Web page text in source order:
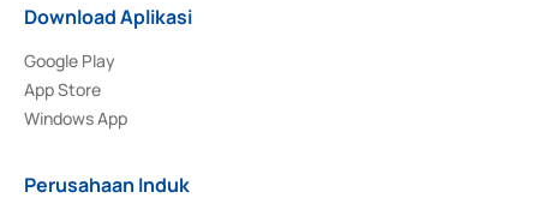
Download Aplikasi
Google Play
App Store
Windows App
Perusahaan Induk